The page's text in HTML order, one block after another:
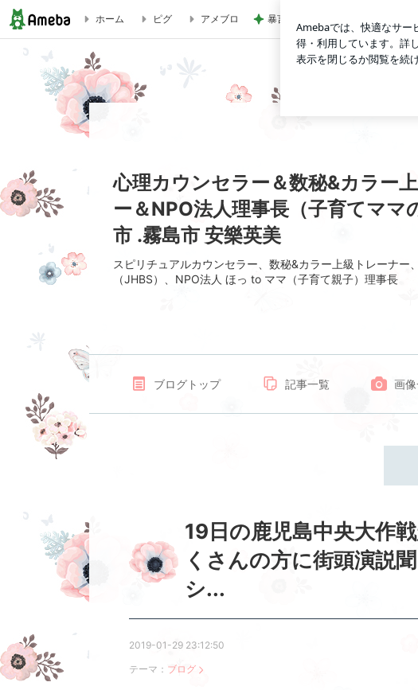
心理カウンセラー＆数秘&カラー上級トレーナー&TCトレーナー＆NPO
ホーム ピグ アメブロ 暴言吐き散らす義父に痛快な反撃
心理カウンセラー＆数秘&カラー
ー＆NPO法人理事長（子育てママ
市 .霧島市 安樂英美
スピリチュアルカウンセラー、数秘&カラー上級トレーナー
（JHBS）、NPO法人 ほっ to ママ（子育て親子）理事長
ブログトップ 記事一覧 画
19日の鹿児島中央大作
くさんの方に街頭演説
シ...
2019-01-29 23:12:50
テーマ： ブログ